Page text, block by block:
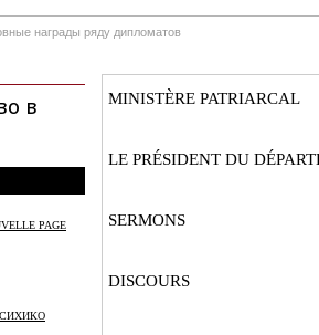
награды ряду дипломатов
в
PAGE
MINISTÈRE PATRIARCAL
LE PRÉSIDENT DU
SERMONS
DISCOURS